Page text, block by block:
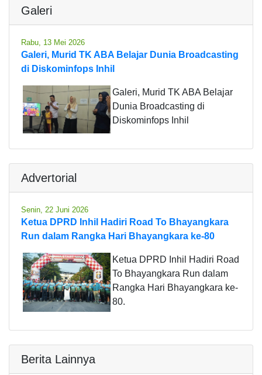
Galeri
Rabu, 13 Mei 2026
Galeri, Murid TK ABA Belajar Dunia Broadcasting
di Diskominfops Inhil
Galeri, Murid TK ABA Belajar
Dunia Broadcasting di
Diskominfops Inhil
Advertorial
Senin, 22 Juni 2026
Ketua DPRD Inhil Hadiri Road To Bhayangkara
Run dalam Rangka Hari Bhayangkara ke-80
Ketua DPRD Inhil Hadiri Road
To Bhayangkara Run dalam
Rangka Hari Bhayangkara ke-
80.
Berita Lainnya